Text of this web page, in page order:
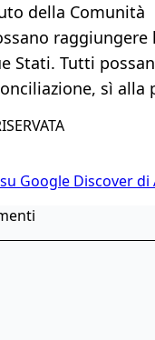
della Comunità
raggiungere
Stati. Tutti
sì alla
Google Discover di